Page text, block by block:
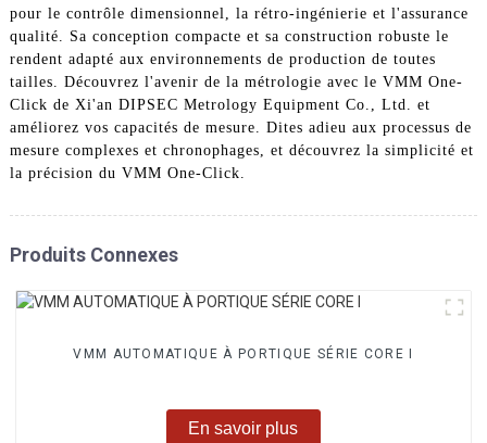
pour le contrôle dimensionnel, la rétro-ingénierie et l'assurance
qualité. Sa conception compacte et sa construction robuste le
rendent adapté aux environnements de production de toutes
tailles. Découvrez l'avenir de la métrologie avec le VMM One-
Click de Xi'an DIPSEC Metrology Equipment Co., Ltd. et
améliorez vos capacités de mesure. Dites adieu aux processus de
mesure complexes et chronophages, et découvrez la simplicité et
la précision du VMM One-Click.
Produits Connexes
VMM AUTOMATIQUE À PORTIQUE SÉRIE CORE I
En savoir plus